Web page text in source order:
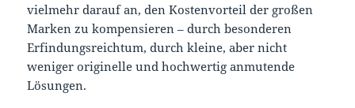
vielmehr darauf an, den Kostenvorteil der großen
Marken zu kompensieren – durch besonderen
Erfindungsreichtum, durch kleine, aber nicht
weniger originelle und hochwertig anmutende
Lösungen.